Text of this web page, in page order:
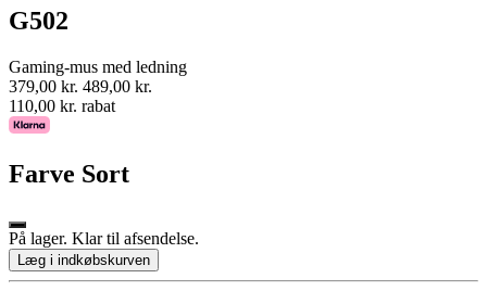
G502
Gaming-mus med ledning
379,00 kr. 489,00 kr.
110,00 kr. rabat
Farve Sort
På lager. Klar til afsendelse.
Læg i indkøbskurven